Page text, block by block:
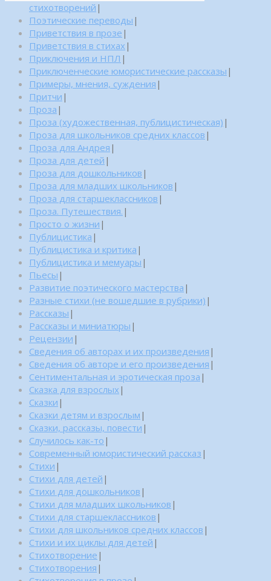
стихотворений |
Поэтические переводы |
Приветствия в прозе |
Приветствия в стихах |
Приключения и НПЛ |
Приключенческие юмористические рассказы |
Примеры, мнения, суждения |
Притчи |
Проза |
Проза (художественная, публицистическая) |
Проза для школьников средних классов |
Проза для Андрея |
Проза для детей |
Проза для дошкольников |
Проза для младших школьников |
Проза для старшеклассников |
Проза. Путешествия. |
Просто о жизни |
Публицистика |
Публицистика и критика |
Публицистика и мемуары |
Пьесы |
Развитие поэтического мастерства |
Разные стихи (не вошедшие в рубрики) |
Рассказы |
Рассказы и миниатюры |
Рецензии |
Сведения об авторах и их произведения |
Сведения об авторе и его произведения |
Сентиментальная и эротическая проза |
Сказка для взрослых |
Сказки |
Сказки детям и взрослым |
Сказки, рассказы, повести |
Случилось как-то |
Современный юмористический рассказ |
Стихи |
Стихи для детей |
Стихи для дошкольников |
Стихи для младших школьников |
Стихи для старшеклассников |
Стихи для школьников средних классов |
Стихи и их циклы для детей |
Стихотворение |
Стихотворения |